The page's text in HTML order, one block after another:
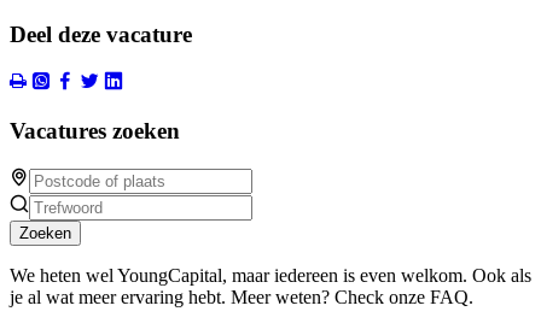
Deel deze vacature
Vacatures zoeken
Zoeken
We heten wel YoungCapital, maar iedereen is even welkom. Ook als
je al wat meer ervaring hebt. Meer weten? Check onze FAQ.